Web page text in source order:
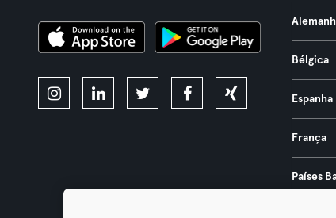
Bélgica
Espanha
França
Países